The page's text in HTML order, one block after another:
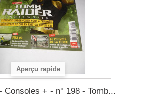
Aperçu rapide
Consoles + - n° 198 - Tomb...